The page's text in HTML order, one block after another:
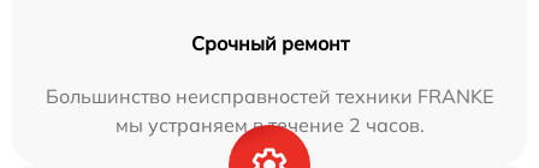
Срочный ремонт
Большинство неисправностей техники FRANKE
мы устраняем в течение 2 часов.